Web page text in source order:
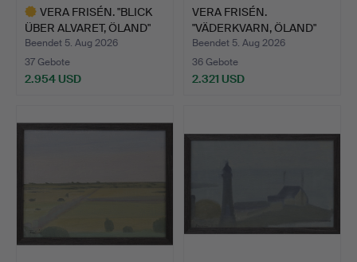
VERA FRISÉN. "BLICK
ÜBER ALVARET, ÖLAND"
Ö…
Beendet 5. Aug 2026
37 Gebote
2.954 USD
VERA FRISÉN.
"VÄDERKVARN, ÖLAND"
ÖL AUF LE…
Beendet 5. Aug 2026
36 Gebote
2.321 USD